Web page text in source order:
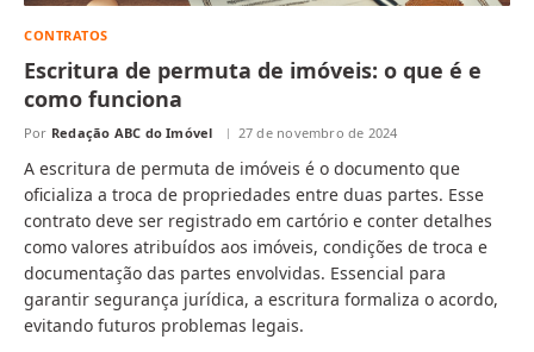
CONTRATOS
Escritura de permuta de imóveis: o que é e
como funciona
Por Redação ABC do Imóvel 27 de novembro de 2024
A escritura de permuta de imóveis é o documento que
oficializa a troca de propriedades entre duas partes. Esse
contrato deve ser registrado em cartório e conter detalhes
como valores atribuídos aos imóveis, condições de troca e
documentação das partes envolvidas. Essencial para
garantir segurança jurídica, a escritura formaliza o acordo,
evitando futuros problemas legais.